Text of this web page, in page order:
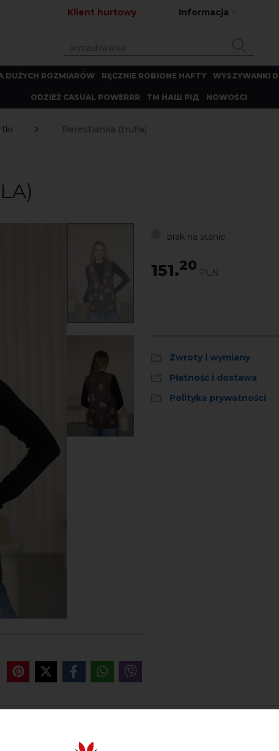
Klient hurtowy Informacja
DUŻYCH ROZMIARÓW RĘCZNIE ROBIONE HAFTY WYSZYWANKI
ODZIEŻ CASUAL POWERRR ТМ НАШ РІД NOWOŚCI
Berestianka (trufla)
brak na stanie
151.20 PLN
Zwroty i wymiany
Płatność i dostawa
Polityka prywatności